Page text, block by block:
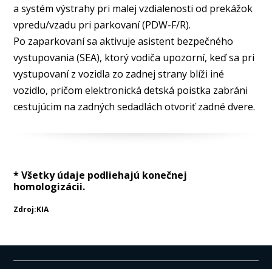
a systém výstrahy pri malej vzdialenosti od prekážok
vpredu/vzadu pri parkovaní (PDW-F/R).
Po zaparkovaní sa aktivuje asistent bezpečného
vystupovania (SEA), ktorý vodiča upozorní, keď sa pri
vystupovaní z vozidla zo zadnej strany blíži iné
vozidlo, pričom elektronická detská poistka zabráni
cestujúcim na zadných sedadlách otvoriť zadné dvere.
* Všetky údaje podliehajú konečnej
homologizácii.
Zdroj:KIA